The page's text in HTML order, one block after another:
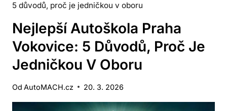
5 důvodů, proč je jedničkou v oboru
Nejlepší Autoškola Praha
Vokovice: 5 Důvodů, Proč Je
Jedničkou V Oboru
Od AutoMACH.cz 20. 3. 2026